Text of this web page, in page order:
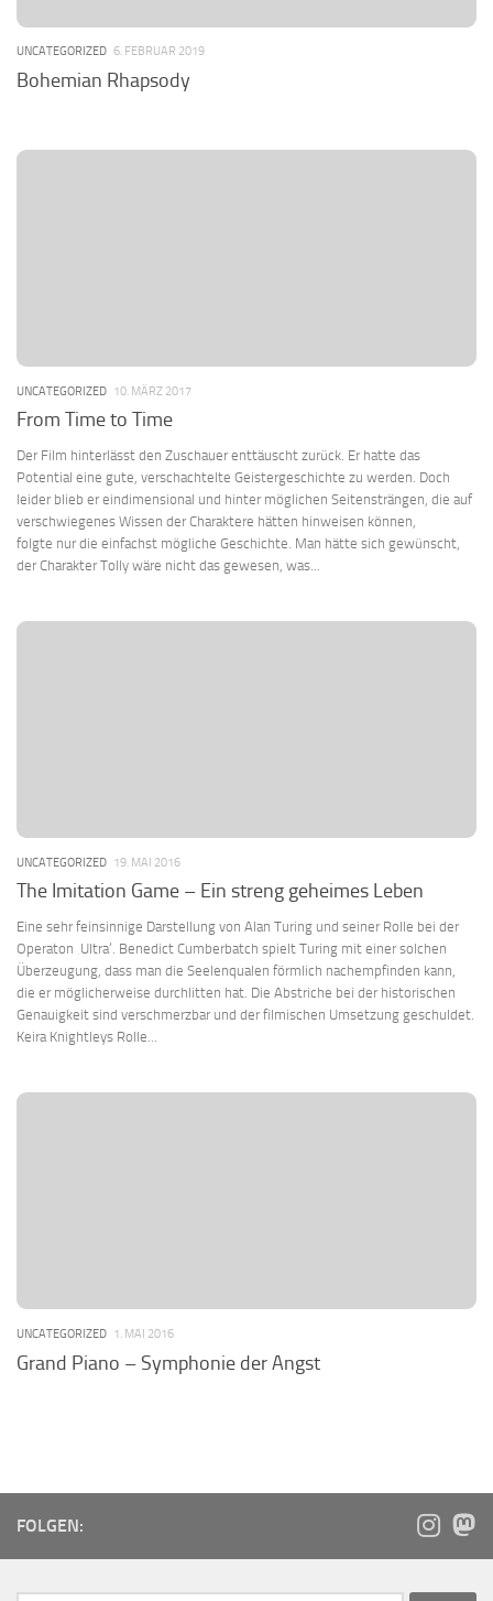
UNCATEGORIZED 6. FEBRUAR 2019
Bohemian Rhapsody
UNCATEGORIZED 10. MÄRZ 2017
From Time to Time
Der Film hinterlässt den Zuschauer enttäuscht zurück. Er hatte das
Potential eine gute, verschachtelte Geistergeschichte zu werden. Doch
leider blieb er eindimensional und hinter möglichen Seitensträngen, die auf
verschwiegenes Wissen der Charaktere hätten hinweisen können,
folgte nur die einfachst mögliche Geschichte. Man hätte sich gewünscht,
der Charakter Tolly wäre nicht das gewesen, was...
UNCATEGORIZED 19. MAI 2016
The Imitation Game – Ein streng geheimes Leben
Eine sehr feinsinnige Darstellung von Alan Turing und seiner Rolle bei der
Operaton ‚Ultra‘. Benedict Cumberbatch spielt Turing mit einer solchen
Überzeugung, dass man die Seelenqualen förmlich nachempfinden kann,
die er möglicherweise durchlitten hat. Die Abstriche bei der historischen
Genauigkeit sind verschmerzbar und der filmischen Umsetzung geschuldet.
Keira Knightleys Rolle...
UNCATEGORIZED 1. MAI 2016
Grand Piano – Symphonie der Angst
FOLGEN: